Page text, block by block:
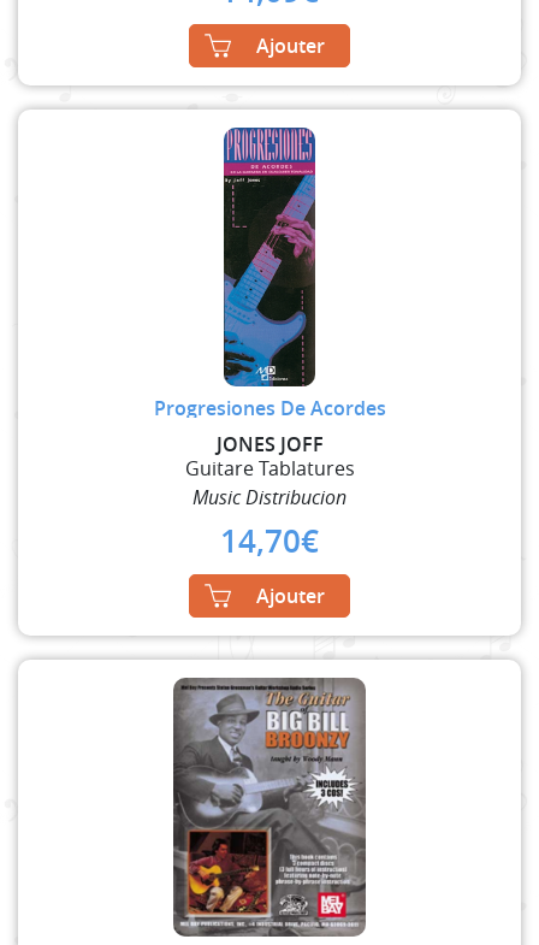
Ajouter
Progresiones De Acordes
JONES JOFF
Guitare Tablatures
Music Distribucion
14,70€
Ajouter